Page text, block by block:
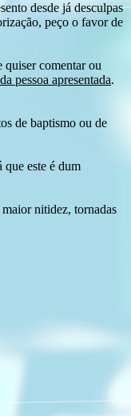
desde já desculpas
peço o favor de
quiser comentar ou
pessoa apresentada.
de baptismo ou de
que este é dum
nitidez, tornadas